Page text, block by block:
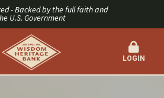
- Backed by the full faith and
U.S. Government
LOGIN